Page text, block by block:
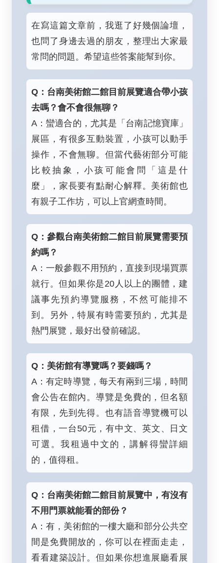
在寫這篇文章前，我逛了好幾個論壇，
也問了身邊去過的朋友，整理出大家最
常問的問題。希望這些答案能幫到你。
Q：台南美術館二館目前展覽適合帶小孩
去嗎？會不會很無聊？
A：蠻適合的，尤其是「台南記憶寶庫」
展區，有很多互動裝置，小孩可以動手
操作，不會無聊。但當代藝術部分可能
比較抽象，小孩可能會問「這是什
麼」，家長要有點耐心解釋。美術館也
有親子工作坊，可以上官網查時間。
Q：參觀台南美術館二館目前展覽需要預
約嗎？
A：一般參觀不用預約，直接到現場買票
就行。但如果你是20人以上的團體，建
議事先預約導覽服務，不然可能排不
到。另外，特展有時需要預約，尤其是
熱門展覽，最好出發前確認。
Q：美術館有導覽嗎？要錢嗎？
A：有定時導覽，每天有兩到三場，時間
會公告在館內。導覽是免費的，但名額
有限，先到先得。也有語音導覽機可以
租借，一台50元，有中文、英文、日文
可選。我租過中文的，講解得蠻詳細
的，值得租。
Q：台南美術館二館目前展覽中，有沒有
不用門票就能看的部份？
A：有，美術館的一樓大廳和部分公共空
間是免費開放的，你可以在裡面走走，
看看建築設計。但如果你想進展廳看展